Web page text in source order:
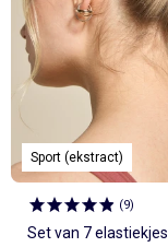
Sport (ekstract)
(9)
Set van 7 elastiekjes